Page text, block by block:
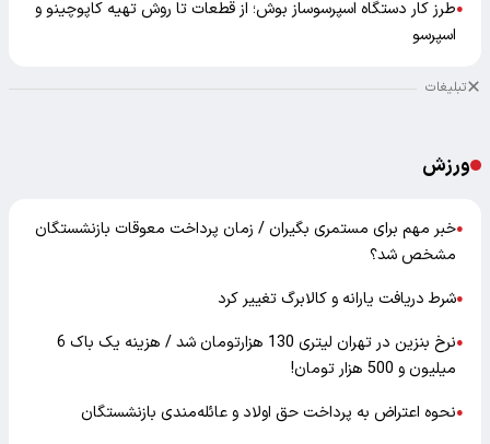
●طرز کار دستگاه اسپرسوساز بوش؛ از قطعات تا روش تهیه کاپوچینو و
اسپرسو
تبلیغات
ورزش
●خبر مهم برای مستمری بگیران / زمان پرداخت معوقات بازنشستگان
مشخص شد؟
●شرط دریافت یارانه و کالابرگ تغییر کرد
●
نرخ بنزین در تهران لیتری 130 هزارتومان شد / هزینه یک باک 6
میلیون و 500 هزار تومان!
●نحوه اعتراض به پرداخت حق اولاد و عائله‌مندی بازنشستگان